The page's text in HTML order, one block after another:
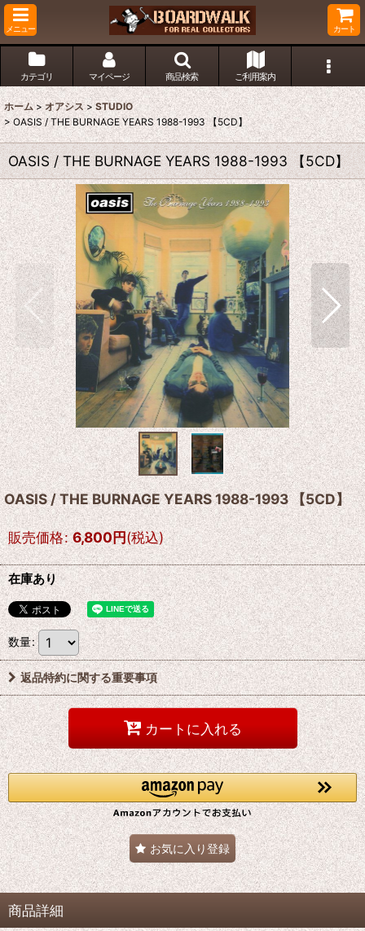
メニュー カート
カテゴリ マイページ 商品検索 ご利用案内
ホーム > オアシス > STUDIO
> OASIS / THE BURNAGE YEARS 1988-1993 【5CD】
OASIS / THE BURNAGE YEARS 1988-1993 【5CD】
OASIS / THE BURNAGE YEARS 1988-1993 【5CD】
販売価格: 6,800円(税込)
在庫あり
数量:
返品特約に関する重要事項
カートに入れる
お気に入り登録
商品詳細